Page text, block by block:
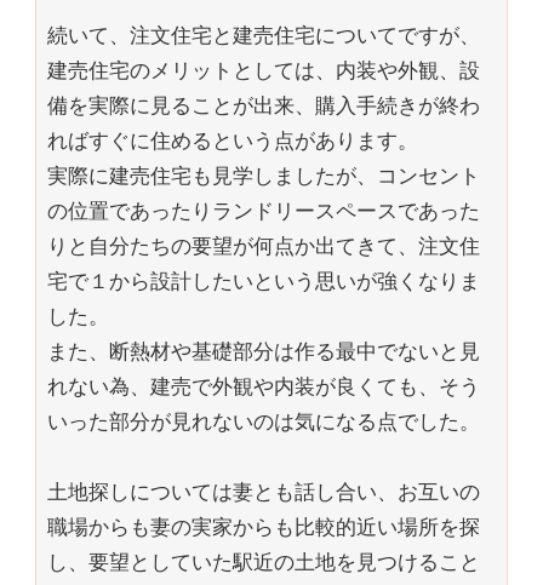
続いて、注文住宅と建売住宅についてですが、
建売住宅のメリットとしては、内装や外観、設
備を実際に見ることが出来、購入手続きが終わ
ればすぐに住めるという点があります。
実際に建売住宅も見学しましたが、コンセント
の位置であったりランドリースペースであった
りと自分たちの要望が何点か出てきて、注文住
宅で１から設計したいという思いが強くなりま
した。
また、断熱材や基礎部分は作る最中でないと見
れない為、建売で外観や内装が良くても、そう
いった部分が見れないのは気になる点でした。
土地探しについては妻とも話し合い、お互いの
職場からも妻の実家からも比較的近い場所を探
し、要望としていた駅近の土地を見つけること